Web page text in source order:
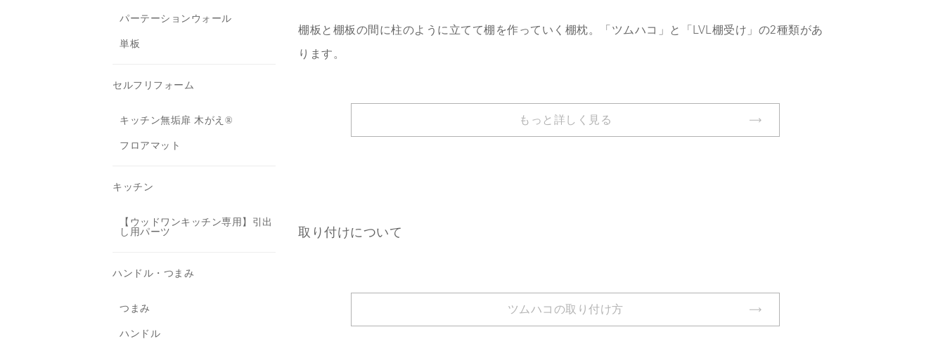
棚板と棚板の間に柱のように立てて棚を作っていく棚枕。「ツムハコ」と「LVL棚受け」の2種類があ
ります。
もっと詳しく見る
取り付けについて
ツムハコの取り付け方
パーテーションウォール
単板
セルフリフォーム
キッチン無垢扉 木がえ®
フロアマット
キッチン
【ウッドワンキッチン専用】引出
し用パーツ
ハンドル・つまみ
つまみ
ハンドル